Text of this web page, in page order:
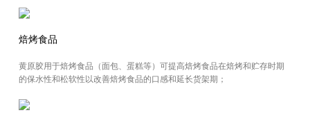
焙烤食品
黄原胶用于焙烤食品（面包、蛋糕等）可提高焙烤食品在焙烤和贮存时期
的保水性和松软性以改善焙烤食品的口感和延长货架期；